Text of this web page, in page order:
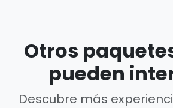
Otros
pueden
Descubre más